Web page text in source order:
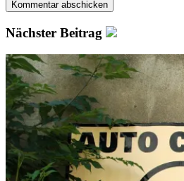
Nächster Beitrag